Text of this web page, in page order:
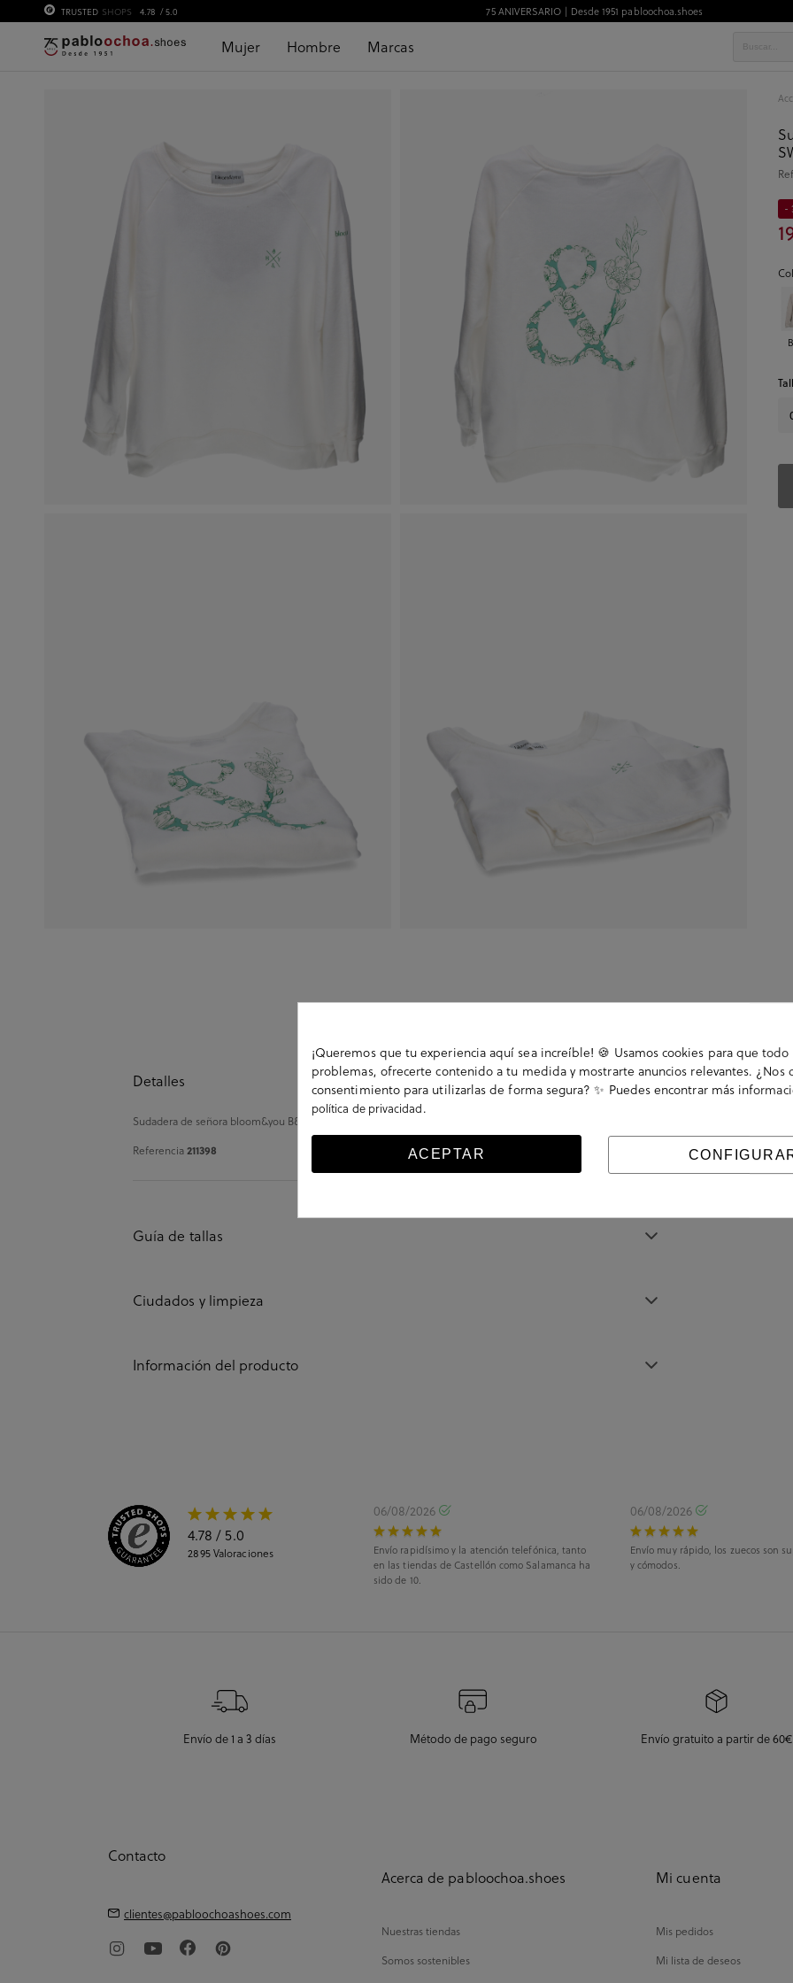
TRUSTED SHOPS 4.78 / 5.0 75 ANIVERSARIO | Desde 1951 pabloochoa.shoes
Mujer Hombre Marcas
-
Detalles
Sudadera de señora bloom&you B&Y SWEATSHIRT en blanco. . Hecho en Europa.
Referencia211398
Guía de tallas
Ciudados y limpieza
Información del producto
4.78 / 5.0
2895Valoraciones
06/08/2026
Envío rapidísimo y la atención telefónica, tanto
en las tiendas de Castellón como Salamanca ha
sido de 10.
06/08/2026
Envío muy rápido, los zuecos son
y cómodos.
Envío de 1 a 3 días Método de pago seguro Envío gratuito a partir de 60€
Contacto
clientes@pabloochoashoes.com
Acerca de pabloochoa.shoes
Nuestras tiendas
Somos sostenibles
Mi cuenta
Mis pedidos
Mi lista de deseos
¡Queremos que tu experiencia aquí sea increíble! 🍪 Usamos cookies para que
problemas, ofrecerte contenido a tu medida y mostrarte anuncios relevantes. ¿Nos
consentimiento para utilizarlas de forma segura? ✨ Puedes encontrar más
política de privacidad.
ACEPTAR